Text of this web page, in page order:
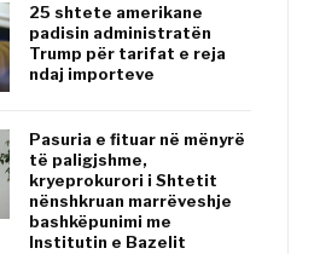
25 shtete amerikane
padisin administratën
Trump për tarifat e reja
ndaj importeve
Pasuria e fituar në mënyrë
të paligjshme,
kryeprokurori i Shtetit
nënshkruan marrëveshje
bashkëpunimi me
Institutin e Bazelit